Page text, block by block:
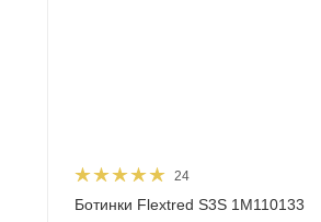
24
Ботинки Flextred S3S 1M110133